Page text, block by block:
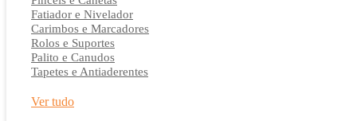
Fatiador e Nivelador
Carimbos e Marcadores
Rolos e Suportes
Palito e Canudos
Tapetes e Antiaderentes
Ver tudo